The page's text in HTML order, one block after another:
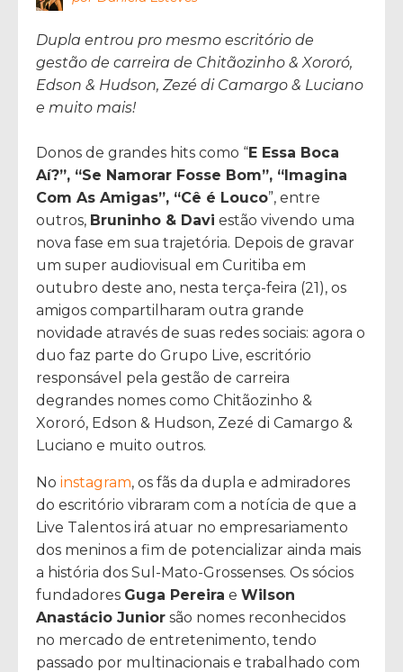
Dupla entrou pro mesmo escritório de
gestão de carreira de Chitãozinho & Xororó,
Edson & Hudson, Zezé di Camargo & Luciano
e muito mais!
Donos de grandes hits como “E Essa Boca
Aí?”, “Se Namorar Fosse Bom”, “Imagina
Com As Amigas”, “Cê é Louco”, entre
outros, Bruninho & Davi estão vivendo uma
nova fase em sua trajetória. Depois de gravar
um super audiovisual em Curitiba em
outubro deste ano, nesta terça-feira (21), os
amigos compartilharam outra grande
novidade através de suas redes sociais: agora o
duo faz parte do Grupo Live, escritório
responsável pela gestão de carreira
degrandes nomes como Chitãozinho &
Xororó, Edson & Hudson, Zezé di Camargo &
Luciano e muito outros.
No instagram, os fãs da dupla e admiradores
do escritório vibraram com a notícia de que a
Live Talentos irá atuar no empresariamento
dos meninos a fim de potencializar ainda mais
a história dos Sul-Mato-Grossenses. Os sócios
fundadores Guga Pereira e Wilson
Anastácio Junior são nomes reconhecidos
no mercado de entretenimento, tendo
passado por multinacionais e trabalhado com